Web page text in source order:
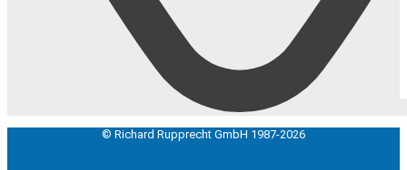
© Richard Rupprecht GmbH 1987-2026